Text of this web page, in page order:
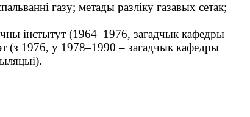
газу; метады разліку газавых сетак;
інстытут (1964–1976, загадчык кафедры
(з 1976, у 1978–1990 – загадчык кафедры